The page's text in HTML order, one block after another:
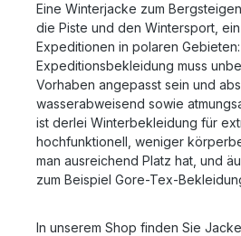
Eine Winterjacke zum
die Piste und den Wintersport,
Expeditionen in polaren Gebieten:
Expeditionsbekleidung muss
Vorhaben angepasst sein und
wasserabweisend sowie
ist derlei Winterbekleidung für
hochfunktionell, weniger
man ausreichend Platz hat, und
zum Beispiel Gore-Tex-
In unserem Shop finden Sie